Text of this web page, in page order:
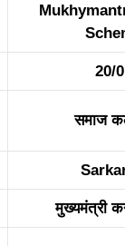
20/
समाज
मुख्यमंत्री